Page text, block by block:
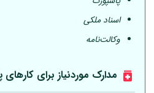
اسناد ملکی
وکالت‌نامه
مدارک موردنیاز برای